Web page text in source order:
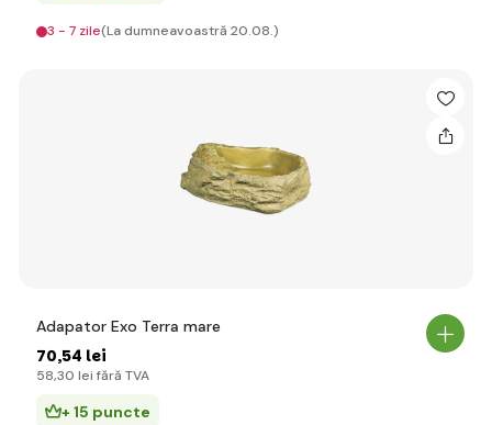
3 - 7 zile(La dumneavoastră 20.08.)
Adapator Exo Terra mare
70,54 lei
58,30 lei fără TVA
+ 15 puncte